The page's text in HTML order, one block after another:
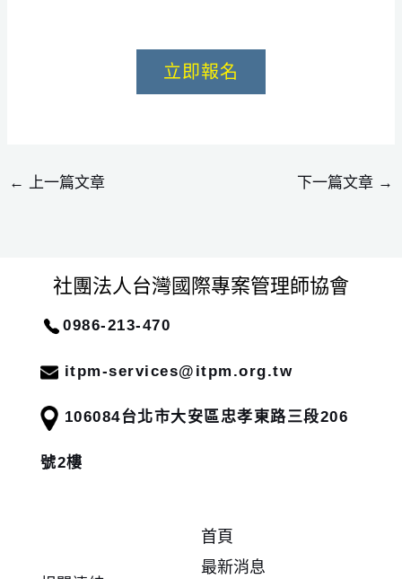
立即報名
← 上一篇文章 下一篇文章 →
社團法人台灣國際專案管理師協會
0986-213-470
itpm-services@itpm.org.tw
106084台北市大安區忠孝東路三段206
號2樓
首頁
最新消息